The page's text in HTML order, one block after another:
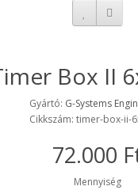
Box II
Gyártó: G-Systems
Cikkszám: timer-box-ii-
72.000
Mennyiség